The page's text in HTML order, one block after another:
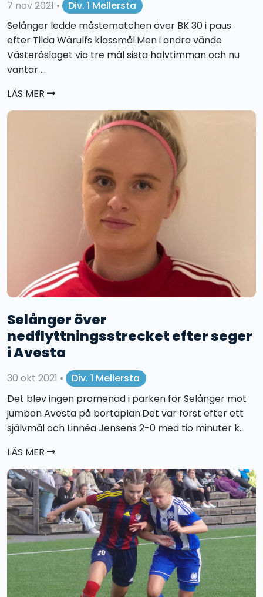
7 nov 2021 •
Div. 1 Mellersta
Selånger ledde måstematchen över BK 30 i paus
efter Tilda Wärulfs klassmål.Men i andra vände
Västeråslaget via tre mål sista halvtimman och nu
väntar ...
LÄS MER
Selånger över
nedflyttningsstrecket efter seger
i Avesta
30 okt 2021 •
Div. 1 Mellersta
Det blev ingen promenad i parken för Selånger mot
jumbon Avesta på bortaplan.Det var först efter ett
självmål och Linnéa Jensens 2-0 med tio minuter k...
LÄS MER